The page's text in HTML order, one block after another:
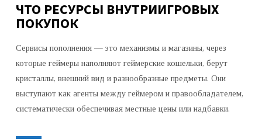
ЧТО РЕСУРСЫ ВНУТРИИГРОВЫХ
ПОКУПОК
Сервисы пополнения — это механизмы и магазины, через
которые геймеры наполняют геймерские кошельки, берут
кристаллы, внешний вид и разнообразные предметы. Они
выступают как агенты между геймером и правообладателем,
систематически обеспечивая местные цены или надбавки.